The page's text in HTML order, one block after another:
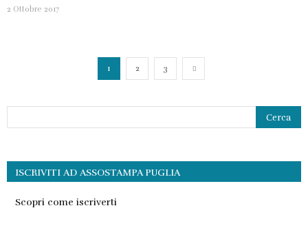
2 Ottobre 2017
1 2 3
ISCRIVITI AD ASSOSTAMPA PUGLIA
Scopri come iscriverti